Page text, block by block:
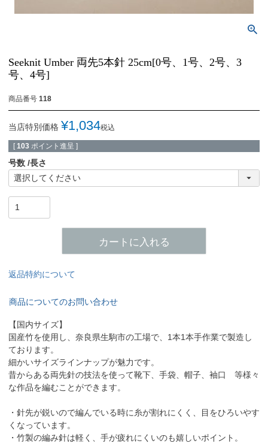
Seeknit Umber 両先5本針 25cm[0号、1号、2号、3
号、4号]
商品番号 118
当店特別価格 ¥1,034税込
[ 103 ポイント進呈 ]
号数 長さ
カートに入れる
返品特約について
商品についてのお問い合わせ
【国内サイズ】
国産竹を使用し、奈良県生駒市の工場で、1本1本手作業で製造し
ております。
細かいサイズラインナップが魅力です。
昔からある両先針の技法を使って靴下、手袋、帽子、袖口 等様々
な作品を編むことができます。
・針先が鋭いので編んでいる時に糸が割れにくく、目をひろいやす
くなっています。
・竹製の編み針は軽く、手が疲れにくいのも嬉しいポイント。